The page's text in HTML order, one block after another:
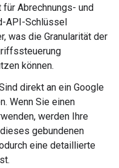
Abrechnungs- und
API-Schlüssel
was die Granularität der
können.
direkt an ein Google
Wenn Sie einen
werden Ihre
gebundenen
eine detaillierte